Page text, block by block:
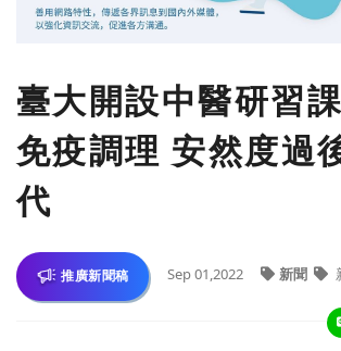
臺大開設中醫研習
免疫調理 安然度過
代
推廣新聞稿 Sep 01,2022 新聞